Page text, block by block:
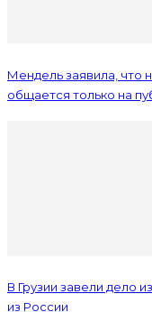
Мендель заявила, что
общается только на
В Грузии завели дело
из России